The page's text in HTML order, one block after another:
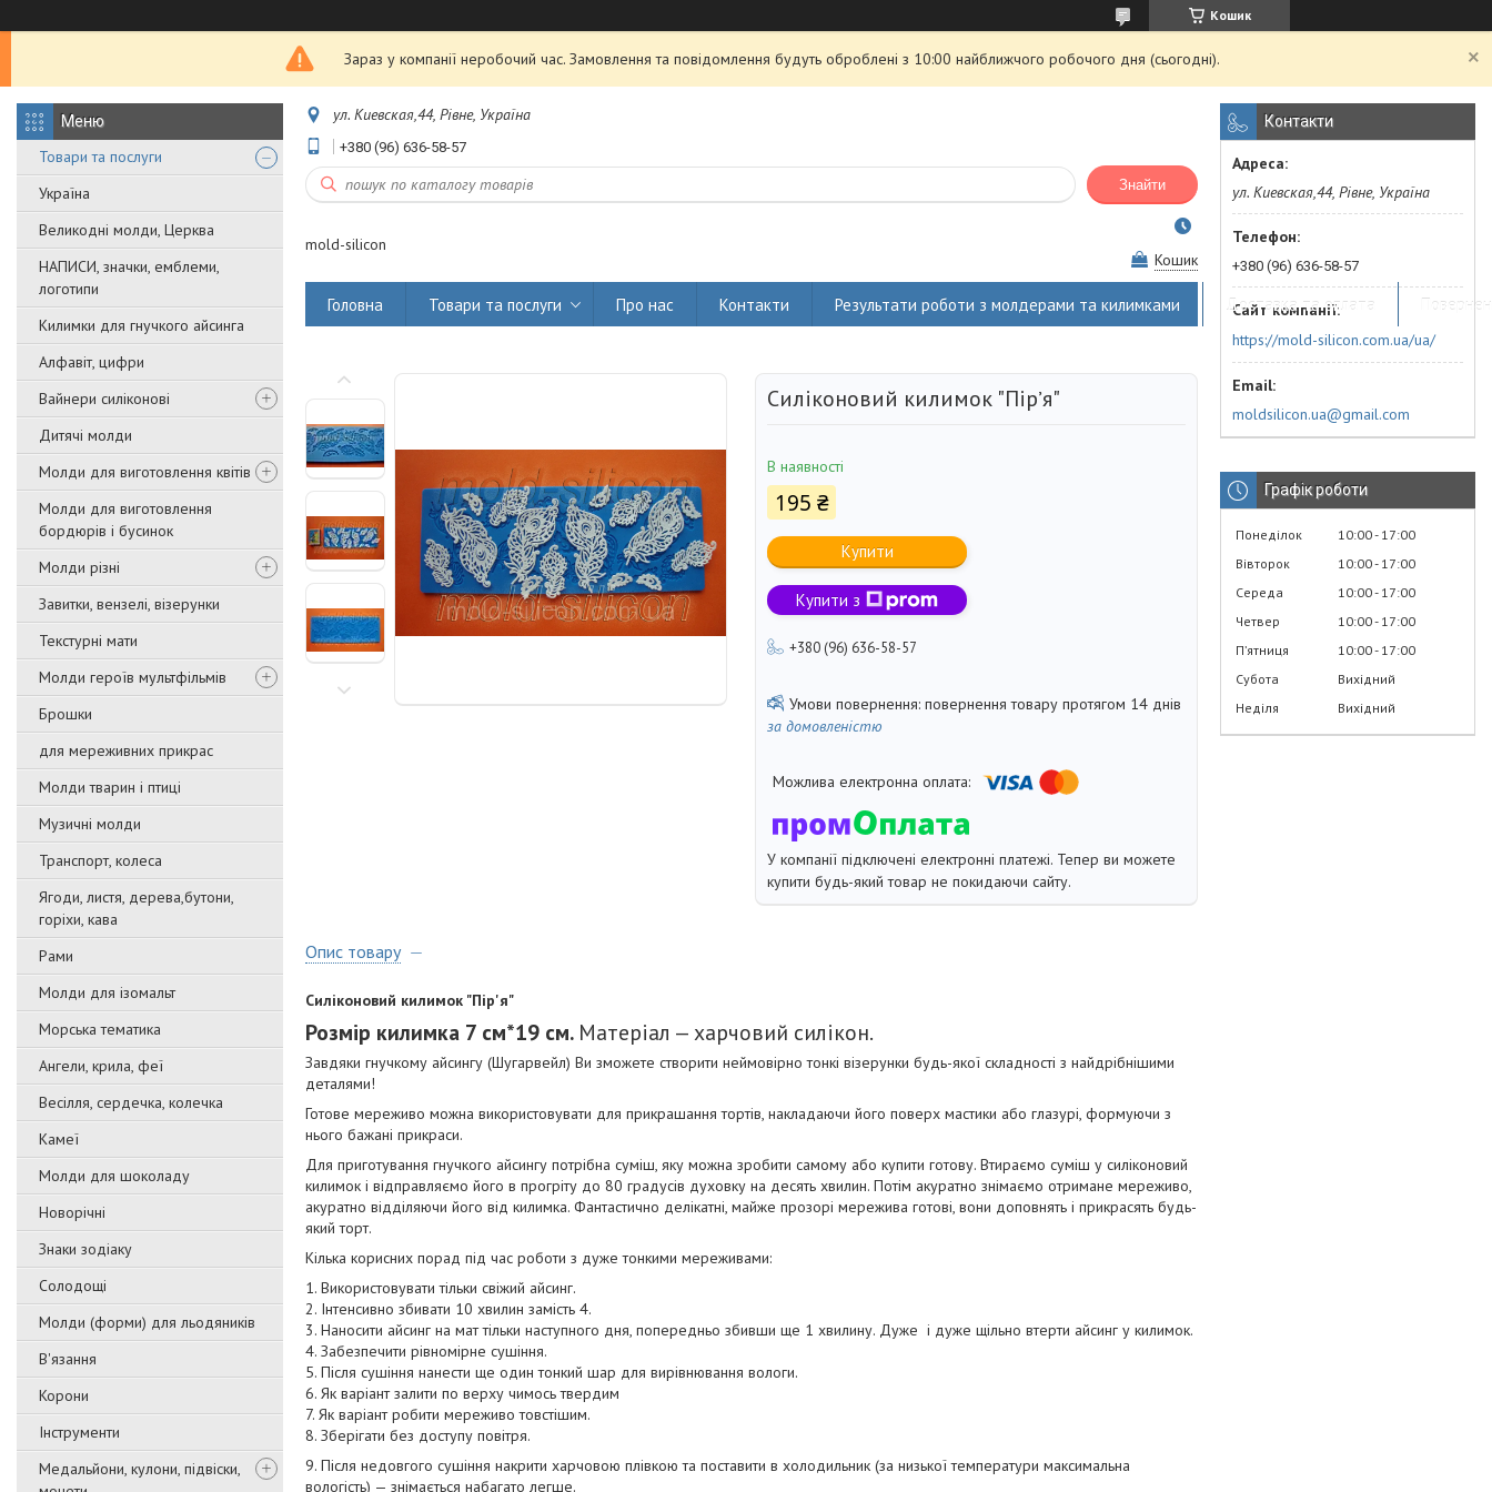
Кошик
Зараз у компанії неробочий час. Замовлення та повідомлення будуть оброблені з 10:00 найближчого робочого дня (сьогодні).
Товари та послуги
Україна
Великодні молди, Церква
НАПИСИ, значки, емблеми,
логотипи
Килимки для гнучкого айсинга
Алфавіт, цифри
Вайнери силіконові
Дитячі молди
Молди для виготовлення квітів
Молди для виготовлення
бордюрів і бусинок
Молди різні
Завитки, вензелі, візерунки
Текстурні мати
Молди героїв мультфільмів
Брошки
для мереживних прикрас
Молди тварин і птиці
Музичні молди
Транспорт, колеса
Ягоди, листя, дерева,бутони,
горіхи, кава
Рами
Молди для ізомальт
Морська тематика
Ангели, крила, феї
Весілля, сердечка, колечка
Камеї
Молди для шоколаду
Новорічні
Знаки зодіаку
Солодощі
Молди (форми) для льодяників
В'язання
Корони
Інструменти
Медальйони, кулони, підвіски,
ул. Киевская,44, Рівне, Україна
+380 (96) 636-58-57
Знайти
mold-silicon
Кошик
Головна Товари та послуги Про нас Контакти Результати роботи з молдерами та килимками Доставка та оплата
Силіконовий килимок "Пірʼя"
В наявності
195 ₴
Купити
Купити з
+380 (96) 636-58-57
повернення товару протягом 14 днів
за домовленістю
У компанії підключені електронні платежі. Тепер ви можете
купити будь-який товар не покидаючи сайту.
Опис товару
Силіконовий килимок "Пір'я"
Розмір килимка 7 см*19 см. Матеріал — харчовий силікон.
Завдяки гнучкому айсингу (Шугарвейл) Ви зможете створити неймовірно тонкі візерунки будь-якої складності з найдрібнішими
деталями!
Готове мереживо можна використовувати для прикрашання тортів, накладаючи його поверх мастики або глазурі, формуючи з
нього бажані прикраси.
Для приготування гнучкого айсингу потрібна суміш, яку можна зробити самому або купити готову. Втираємо суміш у силіконовий
килимок і відправляємо його в прогріту до 80 градусів духовку на десять хвилин. Потім акуратно знімаємо отримане мереживо,
акуратно відділяючи його від килимка. Фантастично делікатні, майже прозорі мережива готові, вони доповнять і прикрасять будь-
який торт.
Кілька корисних порад під час роботи з дуже тонкими мереживами:
1. Використовувати тільки свіжий айсинг.
2. Інтенсивно збивати 10 хвилин замість 4.
3. Наносити айсинг на мат тільки наступного дня, попередньо збивши ще 1 хвилину. Дуже і дуже щільно втерти айсинг у килимок.
4. Забезпечити рівномірне сушіння.
5. Після сушіння нанести ще один тонкий шар для вирівнювання вологи.
6. Як варіант залити по верху чимось твердим
7. Як варіант робити мереживо товстішим.
8. Зберігати без доступу повітря.
9. Після недовгого сушіння накрити харчовою плівкою та поставити в холодильник (за низької температури максимальна
вологість) — знімається набагато легше.
Контакти
ул. Киевская,44, Рівне, Україна
+380 (96) 636-58-57
https://mold-silicon.com.ua/ua/
moldsilicon.ua@gmail.com
Графік роботи
Понеділок 10:00 17:00
Вівторок
10:00 17:00
Середа
10:00 17:00
Четвер
10:00 17:00
Пʼятниця
10:00 17:00
Субота
Вихідний
Неділя
Вихідний